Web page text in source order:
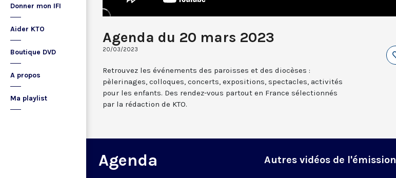
Donner mon IFI
Aider KTO
Boutique DVD
A propos
Ma playlist
Agenda du 20 mars 2023
20/03/2023
Retrouvez les événements des paroisses et des diocèses :
pèlerinages, colloques, concerts, expositions, spectacles, activités
pour les enfants. Des rendez-vous partout en France sélectionnés
par la rédaction de KTO.
Agenda Autres vidéos de l'émission